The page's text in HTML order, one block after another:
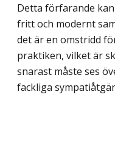
Detta förfarande
fritt och modernt
det är en omstridd
praktiken, vilket är
snarast måste ses
fackliga